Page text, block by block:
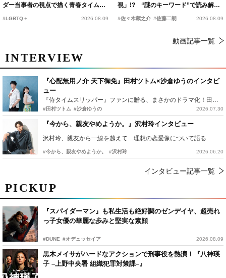
PICKUP
『スパイダーマン』も私生活も絶好調のゼンデイヤ、超売れ
っ子女優の華麗な歩みと堅実な素顔
#DUNE #オデュッセイア 2026.08.09
黒木メイサがハードなアクションで刑事役を熱演！『八神瑛
子 –上野中央署 組織犯罪対策課–』
ダー当事者の視点で描く青春タイムス
#LGBTQ＋ 2026.08.09
視」!? “謎のキーワード”で読み解く
『踊る大捜査線 N.E.W.』新メンバー
#佐々木蔵之介 #佐藤二朗 2026.08.09
動画記事一覧
INTERVIEW
『心配無用ノ介 天下御免』田村ツトム×沙倉ゆうのインタビ
ュー
『侍タイムスリッパー』ファンに贈る、まさかのドラマ化！田村ツトム×沙倉ゆうのが語る『心配無用ノ介』撮影秘話
#田村ツトム #沙倉ゆうの 2026.07.30
『今から、親友やめようか。』沢村玲インタビュー
沢村玲、親友から一線を越えて…理想の恋愛像について語る
#今から、親友やめようか。 #沢村玲 2026.06.20
インタビュー記事一覧